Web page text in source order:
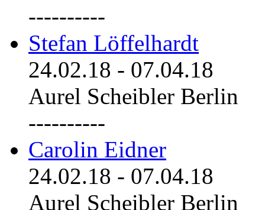
----------
Stefan Löffelhardt
24.02.18 - 07.04.18
Aurel Scheibler Berlin
----------
Carolin Eidner
24.02.18 - 07.04.18
Aurel Scheibler Berlin